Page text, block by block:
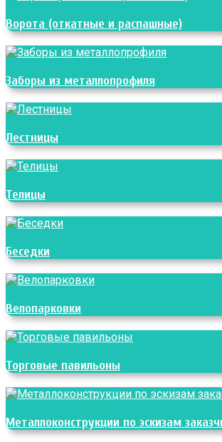
Ворота (откатные и распашные)
Заборы из металлопрофиля
Лестницы
Телицы
Беседки
Велопарковки
Торговые павильоны
Металлоконструкции по эскизам